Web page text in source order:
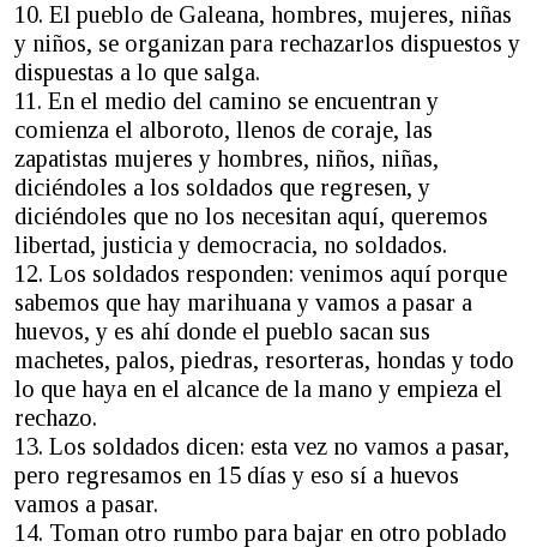
10. El pueblo de Galeana, hombres, mujeres, niñas
y niños, se organizan para rechazarlos dispuestos y
dispuestas a lo que salga.
11. En el medio del camino se encuentran y
comienza el alboroto, llenos de coraje, las
zapatistas mujeres y hombres, niños, niñas,
diciéndoles a los soldados que regresen, y
diciéndoles que no los necesitan aquí, queremos
libertad, justicia y democracia, no soldados.
12. Los soldados responden: venimos aquí porque
sabemos que hay marihuana y vamos a pasar a
huevos, y es ahí donde el pueblo sacan sus
machetes, palos, piedras, resorteras, hondas y todo
lo que haya en el alcance de la mano y empieza el
rechazo.
13. Los soldados dicen: esta vez no vamos a pasar,
pero regresamos en 15 días y eso sí a huevos
vamos a pasar.
14. Toman otro rumbo para bajar en otro poblado